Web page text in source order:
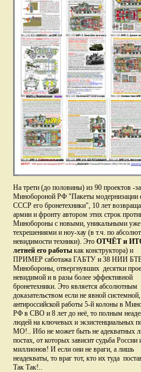
На трети (до половины) из 90 проектов -
Минобороной РФ "Пакеты модернизации
СССР его бронетехники", 10 лет
армии и фронту автором этих строк
Минобороны с новыми, уникальными уже
техрешениями и ноу-хау (в т.ч. по
невидимости техники). Это ОТЧЁТ и
летней его работы как конструктора) и
ПРИМЕР саботажа ГАБТУ и 38 НИИ
Минобороны, отвергнувших десятки
невидимой и в разы более эффективной
бронетехники. Это является абсолютным
доказательством если не явной системной,
антироссийской работы 5-й колоны в
РФ в СВО и 8 лет до неё, то полным
людей на ключевых и экзистенциальных
МО!.. Ибо не может быть не адекватных
постах, от которых зависит судьба России
миллионов! И если они не враги, а лишь
неадекваты, то враг тот, кто их туда
Так Так!..